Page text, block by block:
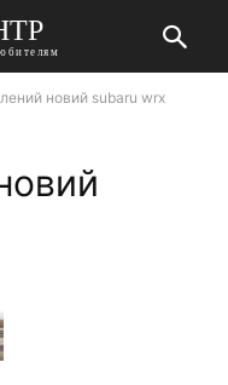
новий subaru wrx